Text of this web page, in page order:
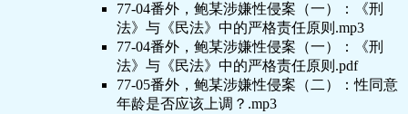
77-04番外，鲍某涉嫌性侵案（一）：《刑
法》与《民法》中的严格责任原则.mp3
77-04番外，鲍某涉嫌性侵案（一）：《刑
法》与《民法》中的严格责任原则.pdf
77-05番外，鲍某涉嫌性侵案（二）：性同意
年龄是否应该上调？.mp3